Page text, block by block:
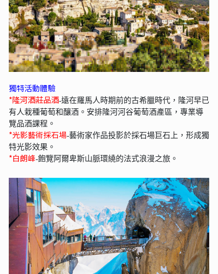
獨特活動體驗
*隆河酒莊品酒-遠在羅馬人時期前的古希臘時代，隆河早已
有人栽種葡萄和釀酒。安排隆河河谷葡萄酒產區，專業導
覽品酒課程。
*光影藝術採石場-藝術家作品投影於採石場巨石上，形成獨
特光影效果。
*白朗峰-飽覽阿爾卑斯山脈環繞的法式浪漫之旅。